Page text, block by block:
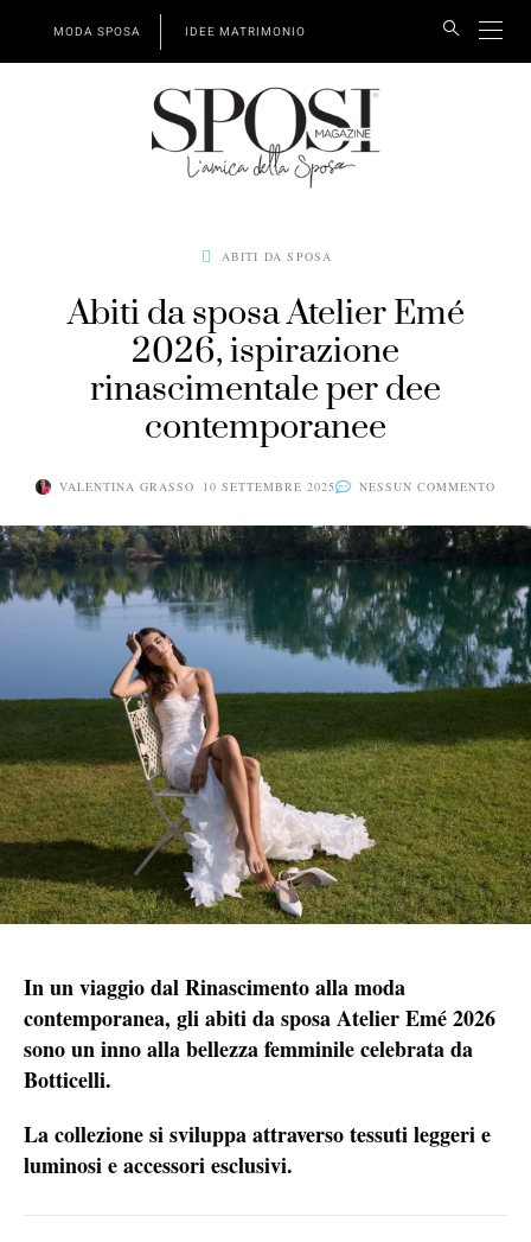
MODA SPOSA IDEE MATRIMONIO
ABITI DA SPOSA
Abiti da sposa Atelier Emé
2026, ispirazione
rinascimentale per dee
contemporanee
VALENTINA GRASSO 10 SETTEMBRE 2025 NESSUN COMMENTO
In un viaggio dal Rinascimento alla moda
contemporanea, gli abiti da sposa Atelier Emé 2026
sono un inno alla bellezza femminile celebrata da
Botticelli.
La collezione si sviluppa attraverso tessuti leggeri e
luminosi e accessori esclusivi.